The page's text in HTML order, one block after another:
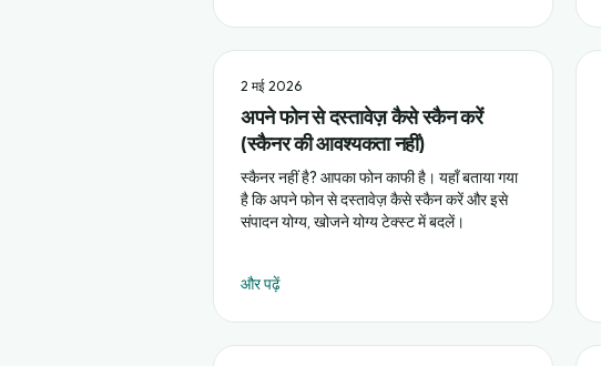
2 मई 2026
अपने फोन से दस्तावेज़ कैसे स्कैन करें
(स्कैनर की आवश्यकता नहीं)
स्कैनर नहीं है? आपका फोन काफी है। यहाँ बताया गया
है कि अपने फोन से दस्तावेज़ कैसे स्कैन करें और इसे
संपादन योग्य, खोजने योग्य टेक्स्ट में बदलें।
और पढ़ें